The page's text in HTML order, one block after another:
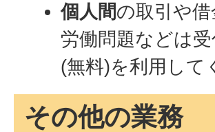
個人間の取引や
労働問題などは
(無料)を利用して
その他の業務